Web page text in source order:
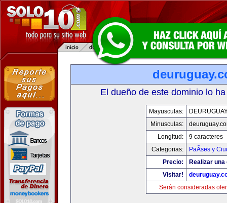
El dueño de este dominio lo
Mayusculas:
Minusculas:
Longitud:
9 caracteres
Categorias:
PaÃ­ses y
Precio:
Realizar
Visitar!
Serán consideradas